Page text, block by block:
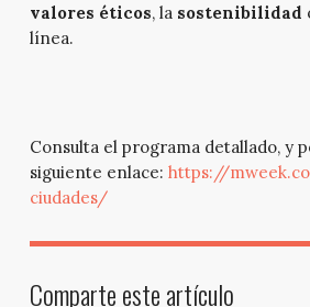
valores éticos, la sostenibilidad
línea.
Consulta el programa detallado, y
siguiente enlace: https://
ciudades/
Comparte este artículo